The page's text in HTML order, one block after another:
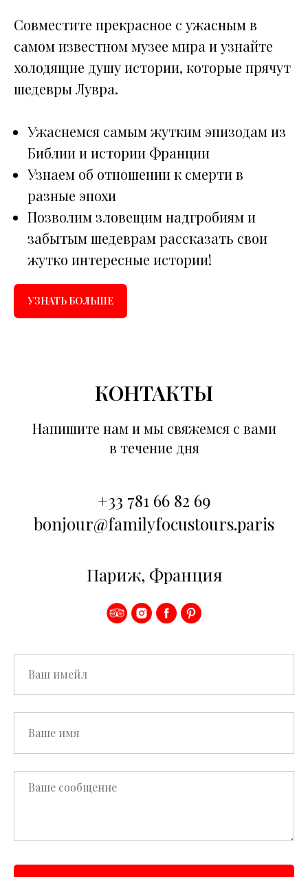
Совместите прекрасное с ужасным в
самом известном музее мира и узнайте
холодящие душу истории, которые прячут
шедевры Лувра.
Ужаснемся самым жутким эпизодам из
Библии и истории Франции
Узнаем об отношении к смерти в
разные эпохи
Позволим зловещим надгробиям и
забытым шедеврам рассказать свои
жутко интересные истории!
УЗНАТЬ БОЛЬШЕ
КОНТАКТЫ
Напишите нам и мы свяжемся с вами
в течение дня
+33 781 66 82 69
bonjour@familyfocustours.paris
Париж, Франция